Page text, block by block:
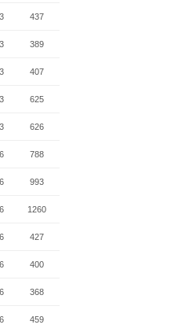
437
389
407
625
626
788
993
1260
427
400
368
459